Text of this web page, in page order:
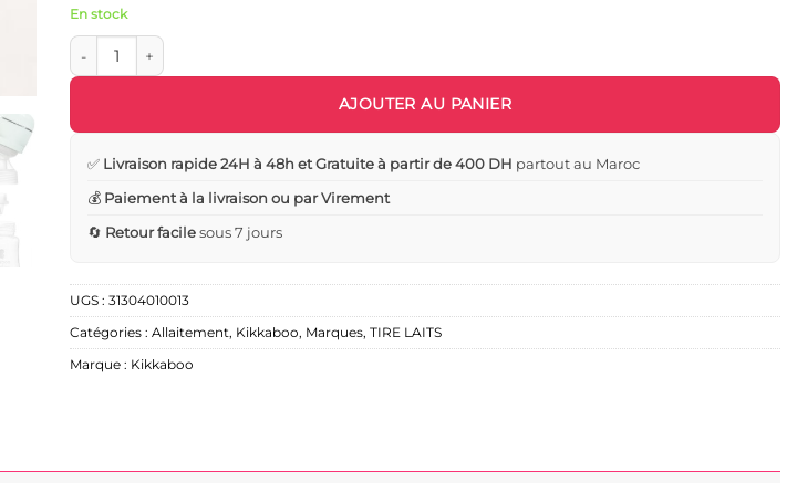
En stock
quantité de Tire lait électrique Leia Plus à batterie - Kikkaboo
AJOUTER AU PANIER
✅ Livraison rapide 24H à 48h et Gratuite à partir de 400 DH partout au Maroc
💰 Paiement à la livraison ou par Virement
🔄 Retour facilesous 7 jours
UGS : 31304010013
Catégories : Allaitement, Kikkaboo, Marques, TIRE LAITS
Marque : Kikkaboo